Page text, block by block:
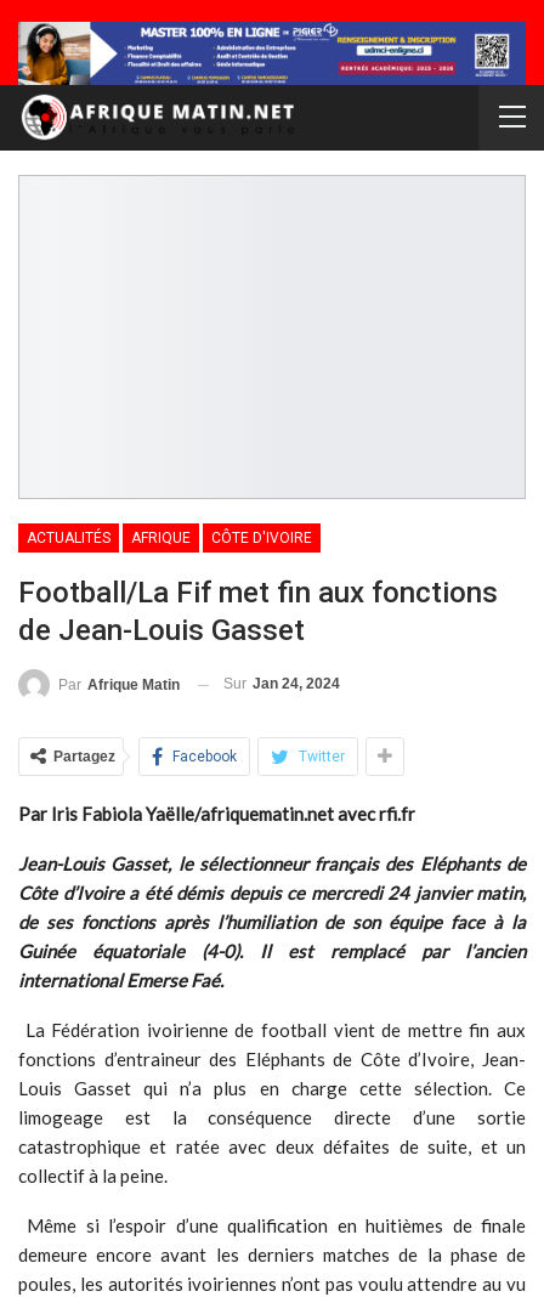
ACTUALITÉS AFRIQUE CÔTE D'IVOIRE
Football/La Fif met fin aux fonctions
de Jean-Louis Gasset
Par Afrique Matin Sur Jan 24, 2024
Partagez Facebook Twitter
Par Iris Fabiola Yaëlle/afriquematin.net avec rfi.fr
Jean-Louis Gasset, le sélectionneur français des Eléphants de
Côte d’Ivoire a été démis depuis ce mercredi 24 janvier matin,
de ses fonctions après l’humiliation de son équipe face à la
Guinée équatoriale (4-0). Il est remplacé par l’ancien
international Emerse Faé.
La Fédération ivoirienne de football vient de mettre fin aux
fonctions d’entraineur des Eléphants de Côte d’Ivoire, Jean-
Louis Gasset qui n’a plus en charge cette sélection. Ce
limogeage est la conséquence directe d’une sortie
catastrophique et ratée avec deux défaites de suite, et un
collectif à la peine.
Même si l’espoir d’une qualification en huitièmes de finale
demeure encore avant les derniers matches de la phase de
poules, les autorités ivoiriennes n’ont pas voulu attendre au vu